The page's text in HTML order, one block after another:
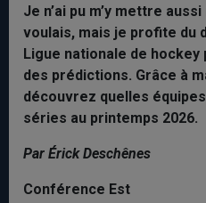
Je n’ai pu m’y mettre
voulais, mais je profite du
Ligue nationale de
des prédictions. Grâce à
découvrez quelles
séries au printemps 2026.
Par Érick Deschênes
Conférence Est